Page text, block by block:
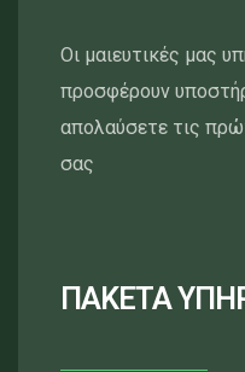
Οι μαιευτικές μας
προσφέρουν
απολαύσετε τις
σας
ΠΑΚΕΤΑ